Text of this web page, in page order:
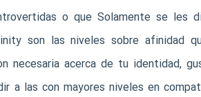
o que Solamente se les
son las niveles sobre afinidad
acerca de tu identidad,
a las con mayores niveles en